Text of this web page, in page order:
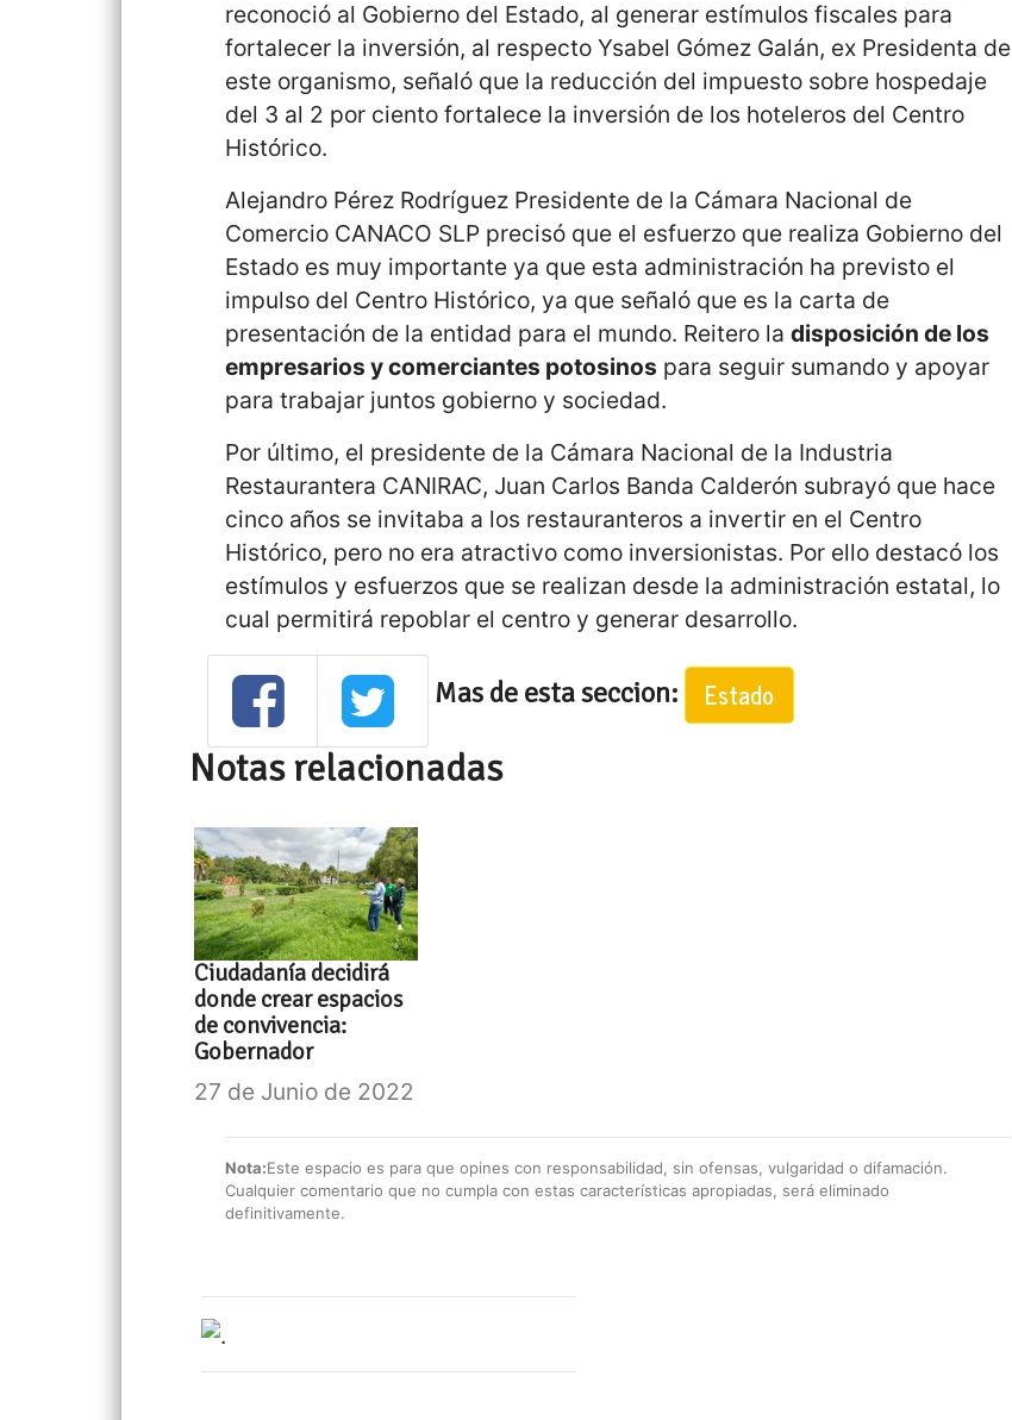
reconoció al Gobierno del Estado, al generar estímulos fiscales para
fortalecer la inversión, al respecto Ysabel Gómez Galán, ex Presidenta de
este organismo, señaló que la reducción del impuesto sobre hospedaje
del 3 al 2 por ciento fortalece la inversión de los hoteleros del Centro
Histórico.
Alejandro Pérez Rodríguez Presidente de la Cámara Nacional de
Comercio CANACO SLP precisó que el esfuerzo que realiza Gobierno del
Estado es muy importante ya que esta administración ha previsto el
impulso del Centro Histórico, ya que señaló que es la carta de
presentación de la entidad para el mundo. Reitero ladisposición de los
empresarios y comerciantes potosinos para seguir sumando y apoyar
para trabajar juntos gobierno y sociedad.
Por último, el presidente de la Cámara Nacional de la Industria
Restaurantera CANIRAC, Juan Carlos Banda Calderón subrayó que hace
cinco años se invitaba a los restauranteros a invertir en el Centro
Histórico, pero no era atractivo como inversionistas. Por ello destacó los
estímulos y esfuerzos que se realizan desde la administración estatal, lo
cual permitirá repoblar el centro y generar desarrollo.
Mas de esta seccion: Estado
Notas relacionadas
Ciudadanía decidirá
donde crear espacios
de convivencia:
Gobernador
27 de Junio de 2022
Nota:Este espacio es para que opines con responsabilidad, sin ofensas, vulgaridad o difamación.
Cualquier comentario que no cumpla con estas características apropiadas, será eliminado
definitivamente.